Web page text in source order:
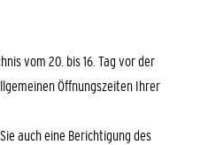
vom 20. bis 16. Tag vor der
Öffnungszeiten Ihrer
auch eine Berichtigung des